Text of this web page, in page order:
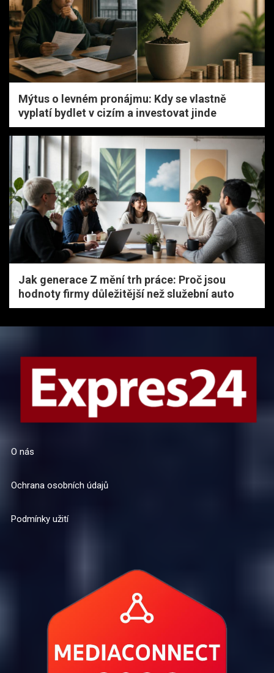
Mýtus o levném pronájmu: Kdy se vlastně
vyplatí bydlet v cizím a investovat jinde
Jak generace Z mění trh práce: Proč jsou
hodnoty firmy důležitější než služební auto
O nás
Ochrana osobních údajů
Podmínky užití